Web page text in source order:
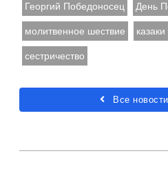
Георгий Победоносец День
молитвенное шествие казаки
сестричество
Все